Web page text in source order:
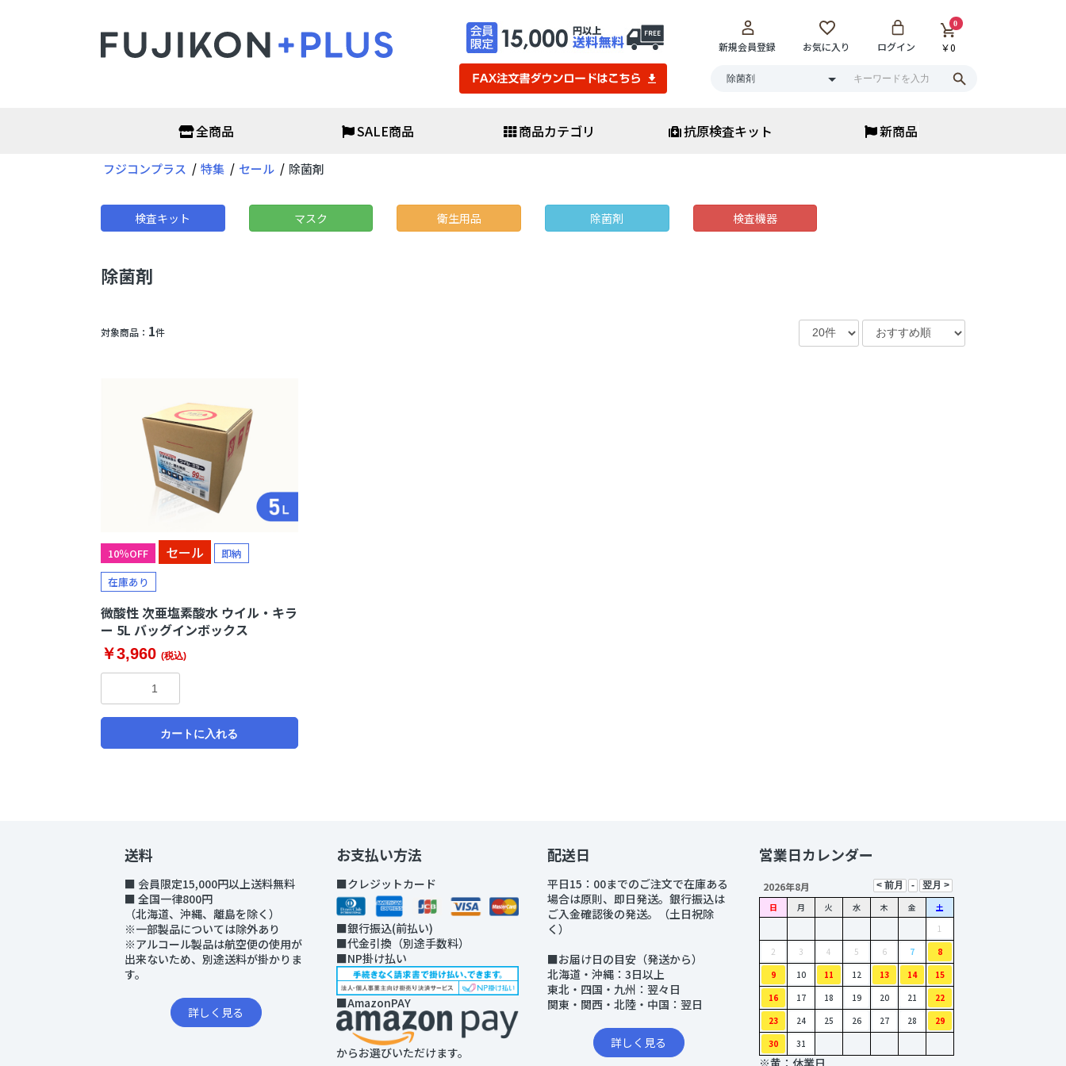
新規会員登録 お気に入り ログイン
0
￥0
全商品 SALE商品 商品カテゴリ
オフィス・店舗
サーモグラフィーカメラ
アルコールチェッカー
オフィス家具
PCR検査キット
がん検査キット
防災バッグセット
非常用食料品・保存水
サウナメガネ
花粉保湿メガネ
寝具・ベッド
抗原検査キット 新商品
フジコンプラス 特集 セール 除菌剤
検査キット マスク 衛生用品 除菌剤 検査機器
除菌剤
対象商品： 1件
10％OFF セール
即納
在庫あり
微酸性 次亜塩素酸水 ウイル・キラ
ー 5L バッグインボックス
￥3,960 (税込)
カートに入れる
送料
■ 会員限定15,000円以上送料無料
■ 全国一律800円
（北海道、沖縄、離島を除く）
※一部製品については除外あり
※アルコール製品は航空便の使用が
出来ないため、別途送料が掛かりま
す。
詳しく見る
お支払い方法
■クレジットカード
■銀行振込(前払い)
■代金引換（別途手数料）
■NP掛け払い
■AmazonPAY
からお選びいただけます。
配送日
平日15：00までのご注文で在庫ある
場合は原則、即日発送。銀行振込は
ご入金確認後の発送。（土日祝除
く）
■お届け日の目安（発送から）
北海道・沖縄：3日以上
東北・四国・九州：翌々日
関東・関西・北陸・中国：翌日
詳しく見る
営業日カレンダー
2026年8月
日 月 火 水 木 金
土
1
2
3 4 5 6 7
8
9
10 11 12 13 14
15
16
17 18 19 20 21
22
23
24 25 26 27 28
29
30
31